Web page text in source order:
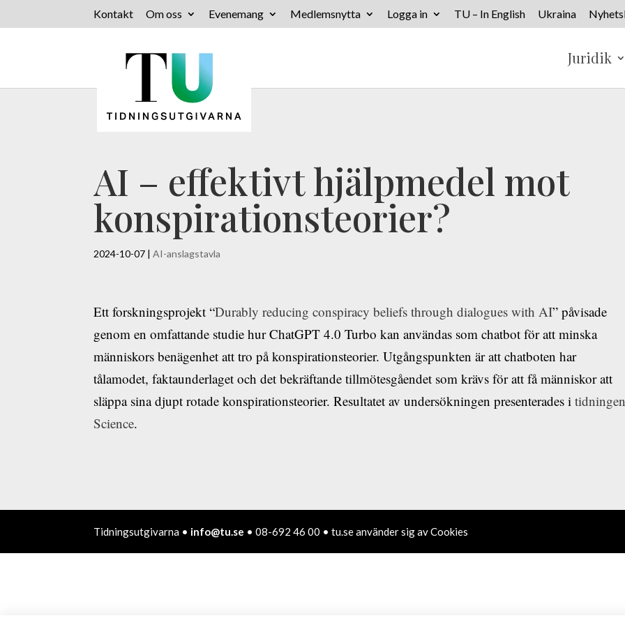
Kontakt Om oss Evenemang Medlemsnytta Logga in TU – In English Ukraina
Juridik
AI – effektivt hjälpmedel mot
konspirationsteorier?
2024-10-07 |AI-anslagstavla
Ett forskningsprojekt “Durably reducing conspiracy beliefs through dialogues with AI” påvisade
genom en omfattande studie hur ChatGPT 4.0 Turbo kan användas som chatbot för att minska
människors benägenhet att tro på konspirationsteorier. Utgångspunkten är att chatboten har
tålamodet, faktaunderlaget och det bekräftande tillmötesgåendet som krävs för att få människor att
släppa sina djupt rotade konspirationsteorier. Resultatet av undersökningen presenterades itidningen
Science.
Tidningsutgivarna • info@tu.se • 08-692 46 00 • tu.se använder sig av Cookies